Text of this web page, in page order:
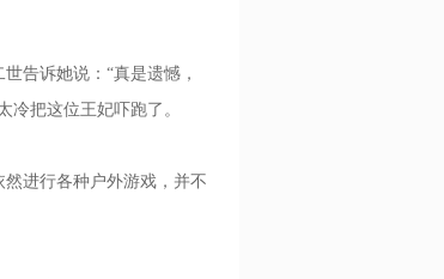
告诉她说：“真是遗憾，
把这位王妃吓跑了。
进行各种户外游戏，并不